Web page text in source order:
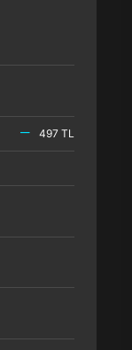
497 TL